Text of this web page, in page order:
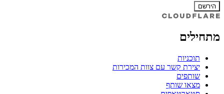
הירשם
מתחילים
תוכניות
יצירת קשר עם צוות המכירות
שותפים
מצאו שותף